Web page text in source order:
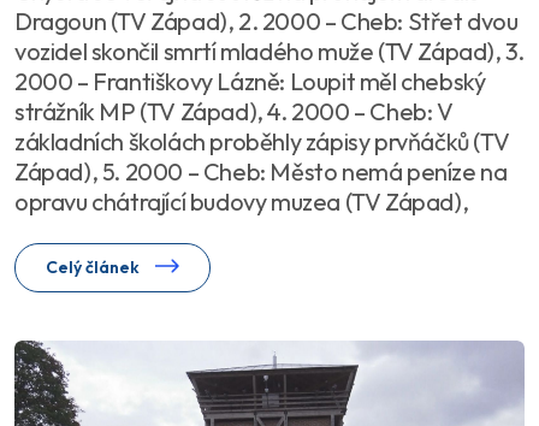
Dragoun (TV Západ), 2. 2000 – Cheb: Střet dvou
vozidel skončil smrtí mladého muže (TV Západ), 3.
2000 – Františkovy Lázně: Loupit měl chebský
strážník MP (TV Západ), 4. 2000 – Cheb: V
základních školách proběhly zápisy prvňáčků (TV
Západ), 5. 2000 – Cheb: Město nemá peníze na
opravu chátrající budovy muzea (TV Západ),
Celý článek